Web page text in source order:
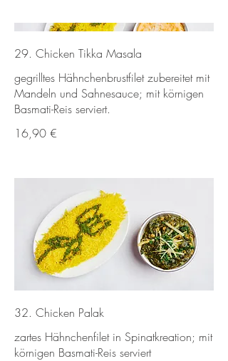
29. Chicken Tikka Masala
gegrilltes Hähnchenbrustfilet zubereitet mit
Mandeln und Sahnesauce; mit körnigen
Basmati-Reis serviert.
16,90 €
32. Chicken Palak
zartes Hähnchenfilet in Spinatkreation; mit
körnigen Basmati-Reis serviert